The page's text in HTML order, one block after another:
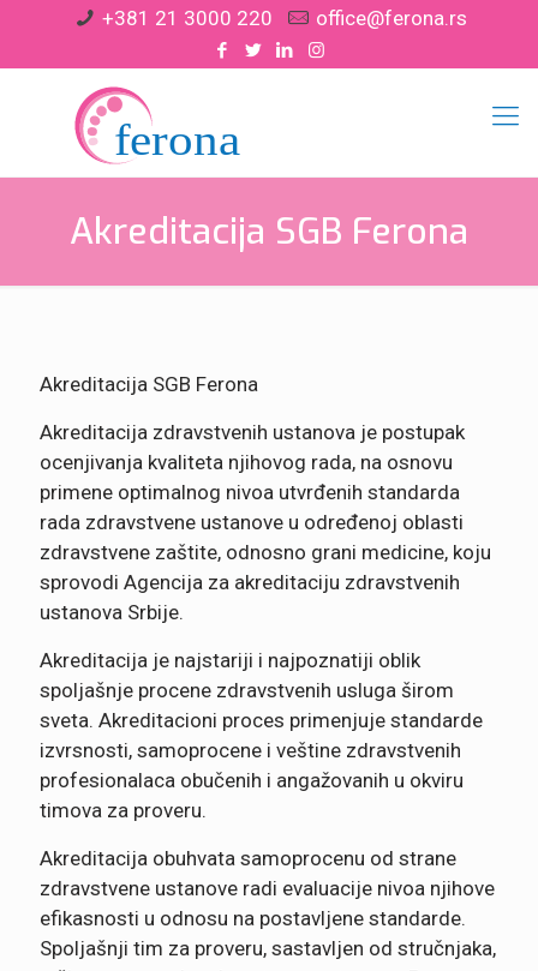
+381 21 3000 220 office@ferona.rs
Akreditacija SGB Ferona
Akreditacija SGB Ferona
Akreditacija zdravstvenih ustanova je postupak
ocenjivanja kvaliteta njihovog rada, na osnovu
primene optimalnog nivoa utvrđenih standarda
rada zdravstvene ustanove u određenoj oblasti
zdravstvene zaštite, odnosno grani medicine, koju
sprovodi Agencija za akreditaciju zdravstvenih
ustanova Srbije.
Akreditacija je najstariji i najpoznatiji oblik
spoljašnje procene zdravstvenih usluga širom
sveta. Akreditacioni proces primenjuje standarde
izvrsnosti, samoprocene i veštine zdravstvenih
profesionalaca obučenih i angažovanih u okviru
timova za proveru.
Akreditacija obuhvata samoprocenu od strane
zdravstvene ustanove radi evaluacije nivoa njihove
efikasnosti u odnosu na postavljene standarde.
Spoljašnji tim za proveru, sastavljen od stručnjaka,